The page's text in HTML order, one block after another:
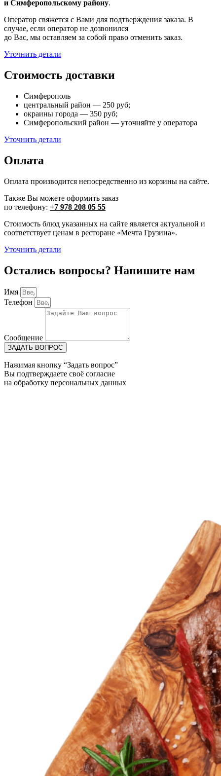
и Симферопольскому району.
Оператор свяжется с Вами для подтверждения заказа. В
случае, если оператор не дозвонился
до Вас, мы оставляем за собой право отменить заказ.
Уточнить детали
Стоимость доставки
Симферополь
центральный район — 250 руб;
окраины города — 350 руб;
Симферопольский район — уточняйте у оператора
Уточнить детали
Оплата
Оплата производится непосредственно из корзины на сайте.
Также Вы можете оформить заказ
по телефону: +7 978 208 05 55
Стоимость блюд указанных на сайте является актуальной и
соответствует ценам в ресторане «Мечта Грузина».
Уточнить детали
Остались вопросы? Напишите нам
Имя
Телефон
Сообщение
ЗАДАТЬ ВОПРОС
Нажимая кнопку “Задать вопрос”
Вы подтверждаете своё согласие
на обработку персональных данных